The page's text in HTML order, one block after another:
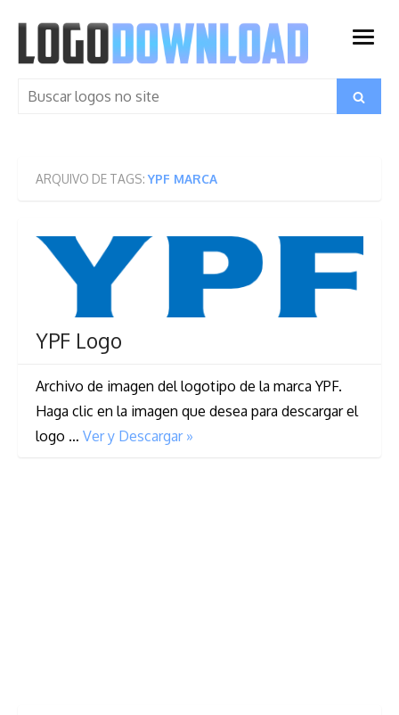
content
open
Search
Search
ARQUIVO DE TAGS: YPF MARCA
YPF Logo
Archivo de imagen del logotipo de la marca YPF.
Haga clic en la imagen que desea para descargar el
logo … Ver y Descargar »